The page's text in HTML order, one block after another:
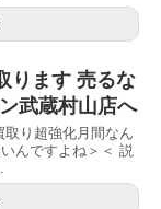
ります 売るな
武蔵村山店へ
り超強化月間なん
んですよね＞＜ 説